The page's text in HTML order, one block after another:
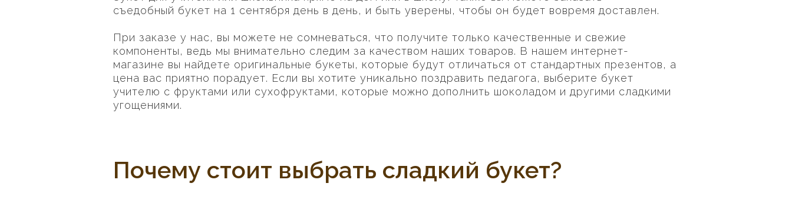
съедобный букет на 1 сентября день в день, и быть уверены, чтобы он будет вовремя доставлен.
При заказе у нас, вы можете не сомневаться, что получите только качественные и свежие
компоненты, ведь мы внимательно следим за качеством наших товаров. В нашем интернет-
магазине вы найдете оригинальные букеты, которые будут отличаться от стандартных презентов, а
цена вас приятно порадует. Если вы хотите уникально поздравить педагога, выберите букет
учителю с фруктами или сухофруктами, которые можно дополнить шоколадом и другими сладкими
угощениями.
Почему стоит выбрать сладкий букет?